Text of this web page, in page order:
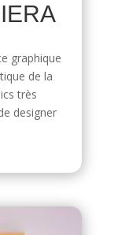
graphique
de la
très
designer